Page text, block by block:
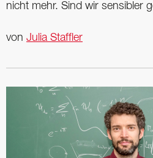
nicht mehr. Sind wir sensibler
von Julia Staffler